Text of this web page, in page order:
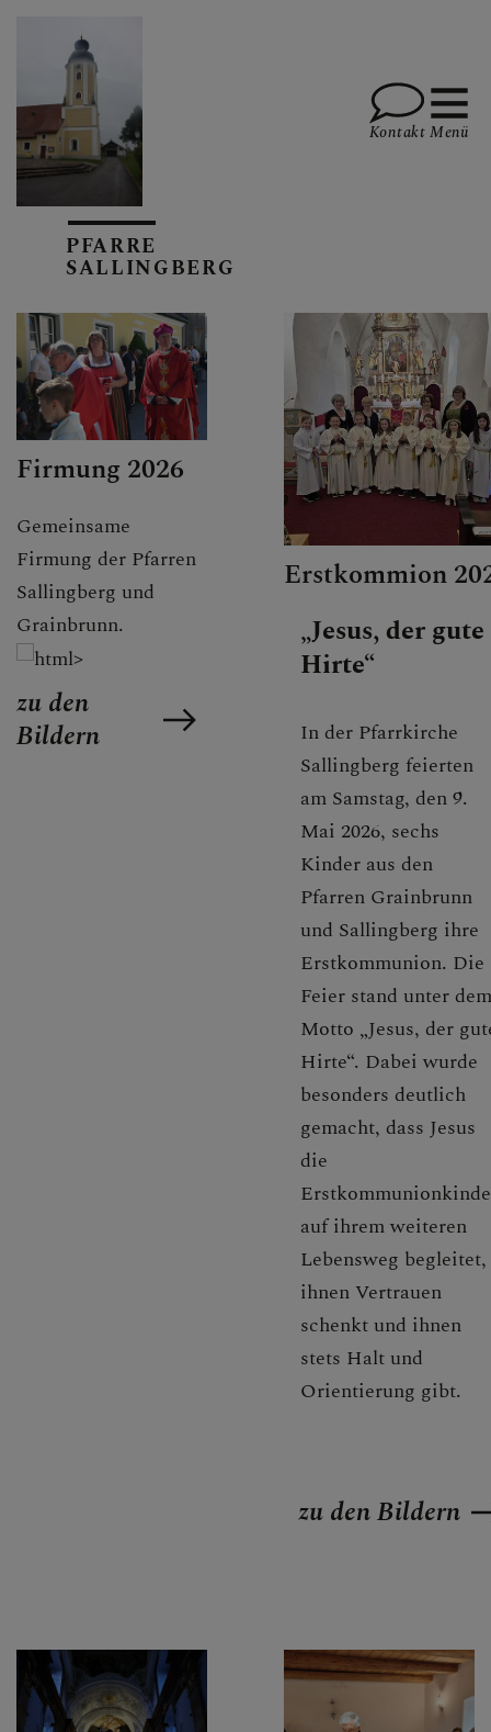
GOTTESDIENSTE
AKTUELLES
KALENDARIUM
PFARRTEAM
GESCHICHTE
PFARRCARITAS
PFARRE
SALLINGBERG
Kontakt Menü
Firmung 2026
Gemeinsame
Firmung der Pfarren
Sallingberg und
Grainbrunn.
zu den
Bildern
Erstkommion
„Jesus, der gute
Hirte“
In der Pfarrkirche
Sallingberg feierten
am Samstag, den 9.
Mai 2026, sechs
Kinder aus den
Pfarren Grainbrunn
und Sallingberg ihre
Erstkommunion. Die
Feier stand unter dem
Motto „Jesus, der
Hirte“. Dabei wurde
besonders deutlich
gemacht, dass Jesus
die
auf ihrem weiteren
Lebensweg begleitet,
ihnen Vertrauen
schenkt und ihnen
stets Halt und
Orientierung gibt.
zu den Bildern